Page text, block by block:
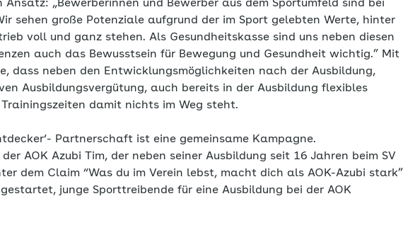
Ansatz: „Bewerberinnen und Bewerber aus dem Sportumfeld sind bei
sehen große Potenziale aufgrund der im Sport gelebten Werte, hinter
voll und ganz stehen. Als Gesundheitskasse sind uns neben diesen
auch das Bewusstsein für Bewegung und Gesundheit wichtig.” Mit
dass neben den Entwicklungsmöglichkeiten nach der Ausbildung,
Ausbildungsvergütung, auch bereits in der Ausbildung flexibles
damit nichts im Weg steht.
Partnerschaft ist eine gemeinsame Kampagne.
AOK Azubi Tim, der neben seiner Ausbildung seit 16 Jahren beim SV
dem Claim “Was du im Verein lebst, macht dich als AOK-Azubi stark”
junge Sporttreibende für eine Ausbildung bei der AOK